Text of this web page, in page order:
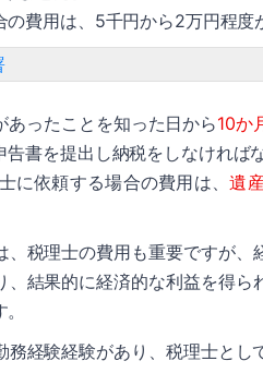
費用は、5千円から2万円程度
ったことを知った日から10か
書を提出し納税をしなければ
に依頼する場合の費用は、遺
税理士の費用も重要ですが、
結果的に経済的な利益を得
経験経験があり、税理士とし